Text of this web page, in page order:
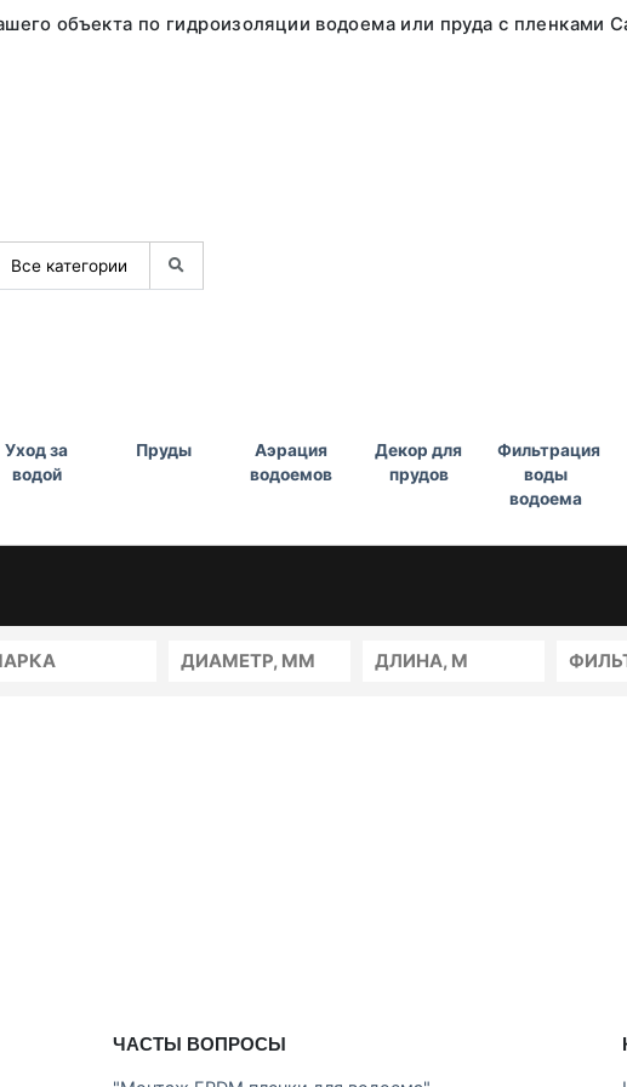
объекта по гидроизоляции водоема или пруда с пленками
Уход за
водой
Пруды
Аэрация
водоемов
Декор для
прудов
Фильтрация
воды
водоема
ДИАМЕТР, ММ ДЛИНА, М
ЧАСТЫ ВОПРОСЫ